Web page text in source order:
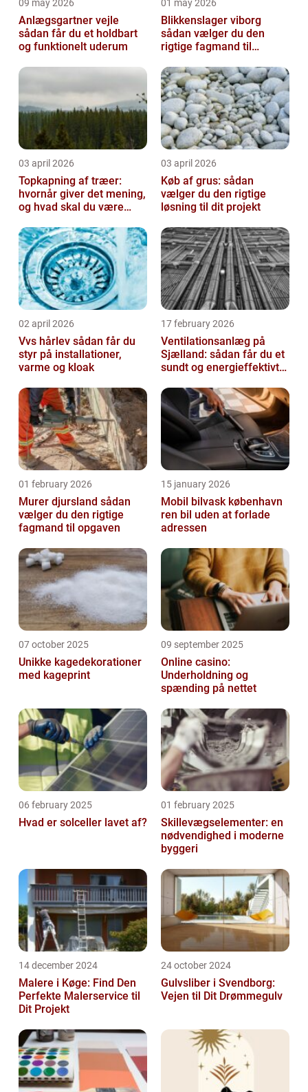
09 may 2026
Anlægsgartner vejle
sådan får du et holdbart
og funktionelt uderum
01 may 2026
Blikkenslager viborg
sådan vælger du den
rigtige fagmand til
03 april 2026
Topkapning af træer:
hvornår giver det mening,
og hvad skal du være
03 april 2026
Køb af grus: sådan
vælger du den rigtige
løsning til dit projekt
02 april 2026
Vvs hårlev sådan får du
styr på installationer,
varme og kloak
17 february 2026
Ventilationsanlæg på
Sjælland: sådan får du et
sundt og energieffektivt
01 february 2026
Murer djursland sådan
vælger du den rigtige
fagmand til opgaven
15 january 2026
Mobil bilvask københavn
ren bil uden at forlade
adressen
07 october 2025
Unikke kagedekorationer
med kageprint
09 september 2025
Online casino:
Underholdning og
spænding på nettet
06 february 2025
Hvad er solceller lavet af?
01 february 2025
Skillevægselementer: en
nødvendighed i moderne
byggeri
14 december 2024
Malere i Køge: Find Den
Perfekte Malerservice til
Dit Projekt
24 october 2024
Gulvsliber i Svendborg:
Vejen til Dit Drømmegulv